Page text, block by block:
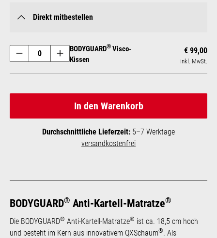
BODYGUARD® Anti-Kartell-Matratze®
Die BODYGUARD® Anti-Kartell-Matratze® ist ca. 18,5 cm hoch
und besteht im Kern aus innovativem QXSchaum®. Als
Direkt mitbestellen
BODYGUARD® Visco-
Kissen
€ 99,00
inkl. MwSt.
In den Warenkorb
Durchschnittliche Lieferzeit: 5–7 Werktage
versandkostenfrei